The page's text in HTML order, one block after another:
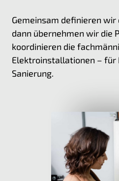
Gemeinsam definieren wir
dann über­nehmen wir die
koordinieren die
Elektro­installationen – für
Sanierung.